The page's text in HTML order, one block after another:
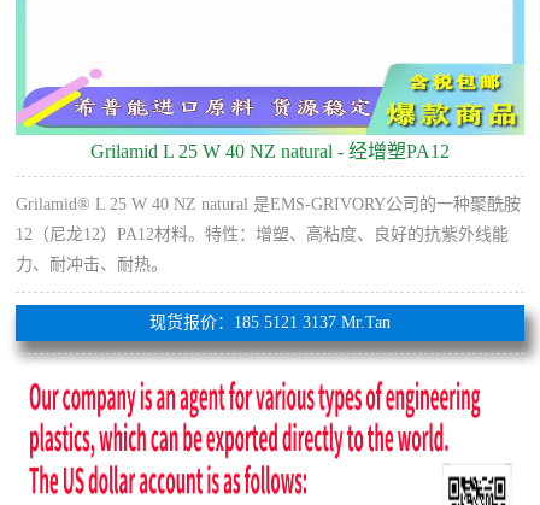
Grilamid L 25 W 40 NZ natural - 经增塑PA12
Grilamid® L 25 W 40 NZ natural 是EMS-GRIVORY公司的一种聚酰胺
12（尼龙12）PA12材料。特性：增塑、高粘度、良好的抗紫外线能
力、耐冲击、耐热。
现货报价：185 5121 3137 Mr.Tan